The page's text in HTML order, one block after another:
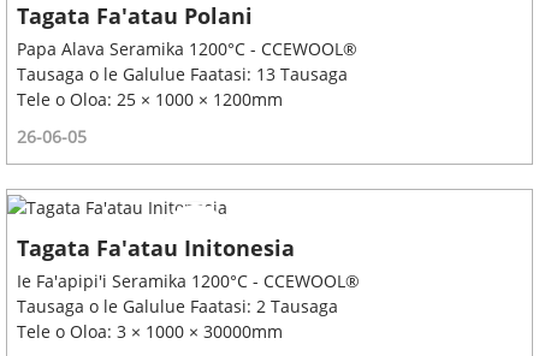
Tagata Fa'atau Polani
Papa Alava Seramika 1200°C - CCEWOOL®
Tausaga o le Galulue Faatasi: 13 Tausaga
Tele o Oloa: 25 × 1000 × 1200mm
26-06-05
Tagata Fa'atau Initonesia
Ie Fa'apipi'i Seramika 1200°C - CCEWOOL®
Tausaga o le Galulue Faatasi: 2 Tausaga
Tele o Oloa: 3 × 1000 × 30000mm